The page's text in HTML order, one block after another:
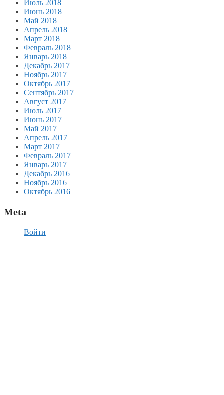
Июль 2018
Июнь 2018
Май 2018
Апрель 2018
Март 2018
Февраль 2018
Январь 2018
Декабрь 2017
Ноябрь 2017
Октябрь 2017
Сентябрь 2017
Август 2017
Июль 2017
Июнь 2017
Май 2017
Апрель 2017
Март 2017
Февраль 2017
Январь 2017
Декабрь 2016
Ноябрь 2016
Октябрь 2016
Meta
Войти